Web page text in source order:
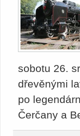
sobotu 26.
dřevěnými
po
Čerčany a